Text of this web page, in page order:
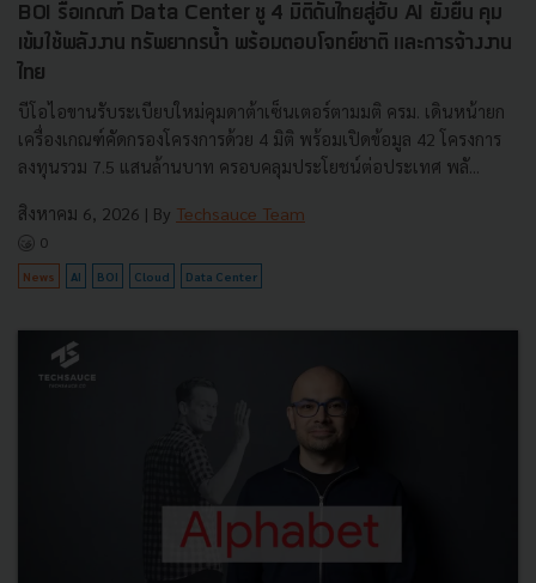
BOI รื้อเกณฑ์ Data Center ชู 4 มิติดันไทยสู่ฮับ AI ยั่งยืน คุม
เข้มใช้พลังงาน ทรัพยากรน้ำ พร้อมตอบโจทย์ชาติ และการจ้างงาน
ไทย
บีโอไอขานรับระเบียบใหม่คุมดาต้าเซ็นเตอร์ตามมติ ครม. เดินหน้ายก
เครื่องเกณฑ์คัดกรองโครงการด้วย 4 มิติ พร้อมเปิดข้อมูล 42 โครงการ
ลงทุนรวม 7.5 แสนล้านบาท ครอบคลุมประโยชน์ต่อประเทศ พลั...
สิงหาคม 6, 2026 | By Techsauce Team
0
News AI BOI Cloud Data Center